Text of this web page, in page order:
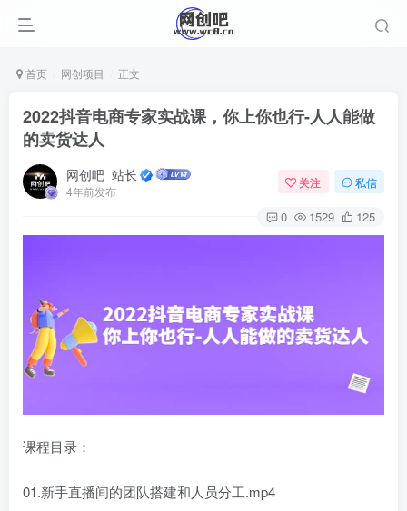
首页 网创项目 正文
2022抖音电商专家实战课，你上你也行-人人能做
的卖货达人
网创吧_站长
4年前发布
关注 私信
0 1529 125
课程目录：
01.新手直播间的团队搭建和人员分工.mp4